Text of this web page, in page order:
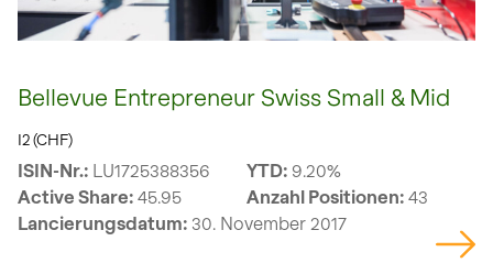
Bellevue Entrepreneur Swiss Small & Mid
I2 (CHF)
ISIN-Nr.: LU1725388356 YTD: 9.20%
Active Share: 45.95 Anzahl Positionen: 43
Lancierungsdatum: 30. November 2017